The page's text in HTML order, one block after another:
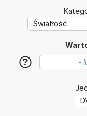
?